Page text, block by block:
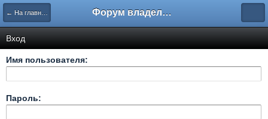
← На главную Форум владельцев интернет-магазинов
Вход
Имя пользователя:
Пароль: